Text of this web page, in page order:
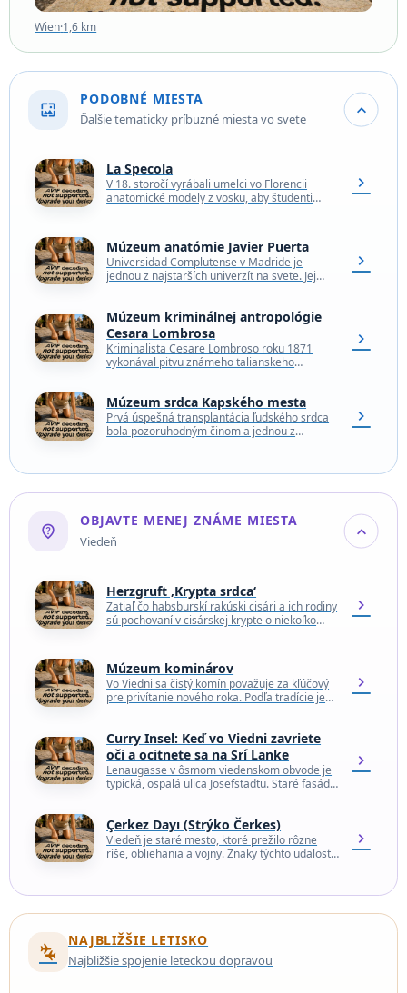
Wien·1,6 km
wallpaper
PODOBNÉ MIESTA
Ďalšie tematicky príbuzné miesta vo svete expand_more
La Specola
V 18. storočí vyrábali umelci vo Florencii
anatomické modely z vosku, aby študenti
chevron_right
Múzeum anatómie Javier Puerta
Universidad Complutense v Madride je
jednou z najstarších univerzít na svete. Jej
chevron_right
Múzeum kriminálnej antropológie
Cesara Lombrosa
Kriminalista Cesare Lombroso roku 1871
vykonával pitvu známeho talianskeho
preliačinu,…
chevron_right
Múzeum srdca Kapského mesta
Prvá úspešná transplantácia ľudského srdca
bola pozoruhodným činom a jednou z
chevron_right
not_listed_location
OBJAVTE MENEJ ZNÁME MIESTA
Viedeň expand_more
Herzgruft ‚Krypta srdca‘
Zatiaľ čo habsburskí rakúski cisári a ich rodiny
sú pochovaní v cisárskej krypte o niekoľko
chevron_right
Múzeum kominárov
Vo Viedni sa čistý komín považuje za kľúčový
pre privítanie nového roka. Podľa tradície je
chevron_right
Curry Insel: Keď vo Viedni zavriete
oči a ocitnete sa na Srí Lanke
Lenaugasse v ôsmom viedenskom obvode je
typická, ospalá ulica Josefstadtu. Staré fasády,
chevron_right
Çerkez Dayı (Strýko Čerkes)
Viedeň je staré mesto, ktoré prežilo rôzne
ríše, obliehania a vojny. Znaky týchto udalostí
chevron_right
connecting_airports
NAJBLIŽŠIE LETISKO
Najbližšie spojenie leteckou dopravou